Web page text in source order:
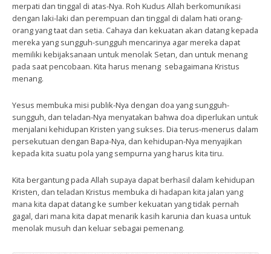
merpati dan tinggal di atas-Nya. Roh Kudus Allah berkomunikasi
dengan laki-laki dan perempuan dan tinggal di dalam hati orang-
orang yang taat dan setia. Cahaya dan kekuatan akan datang kepada
mereka yang sungguh-sungguh mencarinya agar mereka dapat
memiliki kebijaksanaan untuk menolak Setan, dan untuk menang
pada saat pencobaan. Kita harus menang sebagaimana Kristus
menang.
Yesus membuka misi publik-Nya dengan doa yang sungguh-
sungguh, dan teladan-Nya menyatakan bahwa doa diperlukan untuk
menjalani kehidupan Kristen yang sukses. Dia terus-menerus dalam
persekutuan dengan Bapa-Nya, dan kehidupan-Nya menyajikan
kepada kita suatu pola yang sempurna yang harus kita tiru.
Kita bergantung pada Allah supaya dapat berhasil dalam kehidupan
Kristen, dan teladan Kristus membuka di hadapan kita jalan yang
mana kita dapat datang ke sumber kekuatan yang tidak pernah
gagal, dari mana kita dapat menarik kasih karunia dan kuasa untuk
menolak musuh dan keluar sebagai pemenang.